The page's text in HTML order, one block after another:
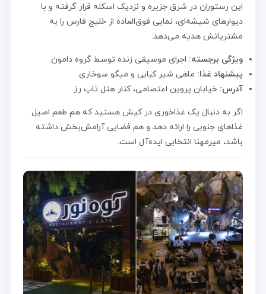
این رستوران در شرق جزیره و نزدیک اسکله قرار گرفته و با
دیوارهای شیشه‌ای، نمایی فوق‌العاده از خلیج فارس را به
مشتریانش هدیه می‌دهد.
ویژگی برجسته: اجرای موسیقی زنده توسط گروه دامون.
پیشنهاد غذا: ماهی شیر کبابی و میگو سوخاری.
آدرس: خیابان پروین اعتصامی، کنار هتل تاپ رز.
اگر به دنبال یک غذاخوری در کیش هستید که هم طعم اصیل
غذاهای جنوبی را ارائه دهد و هم فضایی آرامش‌بخش داشته
باشد، میرمهنا انتخابی ایده‌آل است.